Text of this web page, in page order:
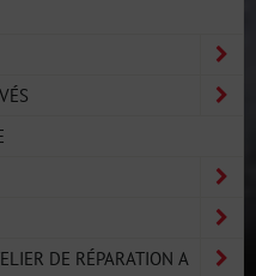
DE RÉPARATION A